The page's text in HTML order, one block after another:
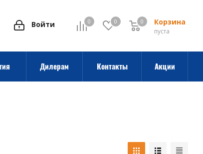
0 0 Корзина
0
пуста
0
Войти
Дилерам Контакты Акции